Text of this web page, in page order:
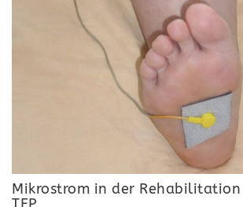
Mikrostrom in der